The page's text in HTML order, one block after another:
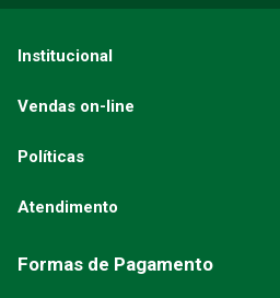
Institucional
Vendas on-line
Políticas
Atendimento
Formas de Pagamento